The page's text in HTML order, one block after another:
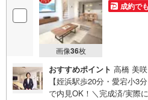
画像36枚
成約で
おすすめポイント 高橋 美咲
【姪浜駅歩20分・愛宕小3
で内見OK！＼完成済/実際